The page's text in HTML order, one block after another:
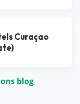
Curaçao
blog